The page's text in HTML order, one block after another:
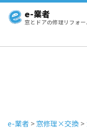
e-業者
窓とドアの修理リフォ
e-業者 > 窓修理×交換 >